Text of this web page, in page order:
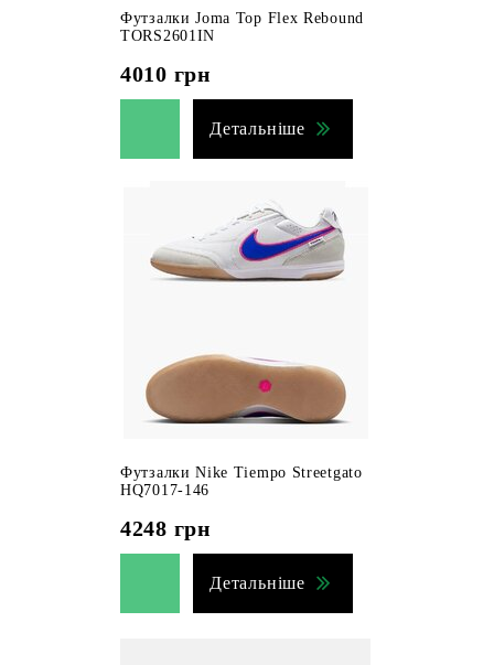
Футзалки Joma Top Flex Rebound
TORS2601IN
4010 грн
Детальніше
Футзалки Nike Tiempo Streetgato
HQ7017-146
4248 грн
Детальніше